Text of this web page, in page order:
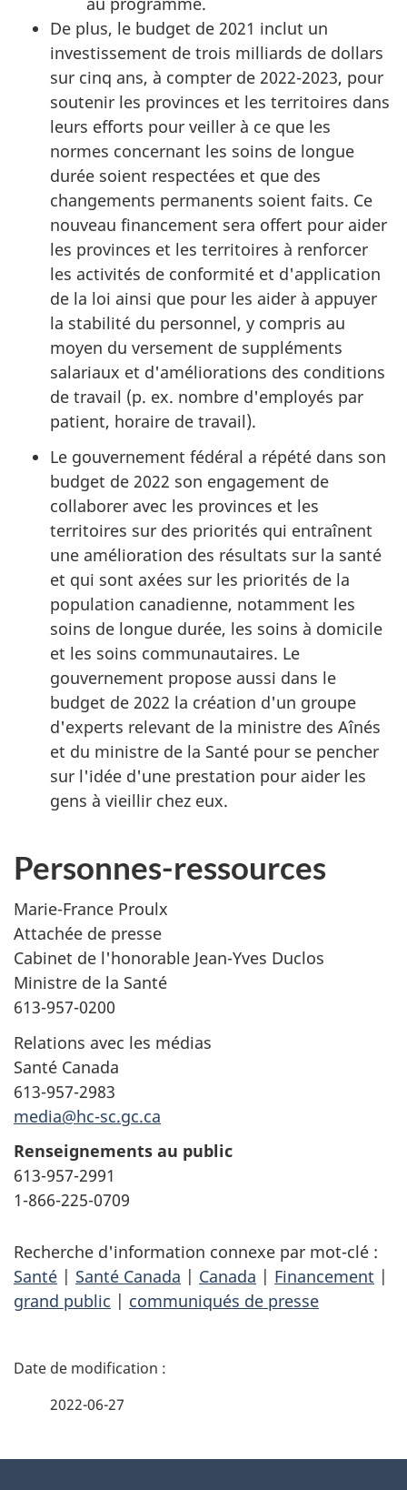
De plus, le budget de 2021 inclut un
investissement de trois milliards de dollars
sur cinq ans, à compter de 2022-2023, pour
soutenir les provinces et les territoires dans
leurs efforts pour veiller à ce que les
normes concernant les soins de longue
durée soient respectées et que des
changements permanents soient faits. Ce
nouveau financement sera offert pour aider
les provinces et les territoires à renforcer
les activités de conformité et d'application
de la loi ainsi que pour les aider à appuyer
la stabilité du personnel, y compris au
moyen du versement de suppléments
salariaux et d'améliorations des conditions
de travail (p. ex. nombre d'employés par
patient, horaire de travail).
Le gouvernement fédéral a répété dans son
budget de 2022 son engagement de
collaborer avec les provinces et les
territoires sur des priorités qui entraînent
une amélioration des résultats sur la santé
et qui sont axées sur les priorités de la
population canadienne, notamment les
soins de longue durée, les soins à domicile
et les soins communautaires. Le
gouvernement propose aussi dans le
budget de 2022 la création d'un groupe
d'experts relevant de la ministre des Aînés
et du ministre de la Santé pour se pencher
sur l'idée d'une prestation pour aider les
gens à vieillir chez eux.
Personnes-ressources
Marie-France Proulx
Attachée de presse
Cabinet de l'honorable Jean-Yves Duclos
Ministre de la Santé
613-957-0200
Relations avec les médias
Santé Canada
613-957-2983
media@hc-sc.gc.ca
Renseignements au public
613-957-2991
1-866-225-0709
Recherche d'information connexe par mot-clé :
Santé | Santé Canada | Canada | Financement |
grand public | communiqués de presse
D
2022-06-27